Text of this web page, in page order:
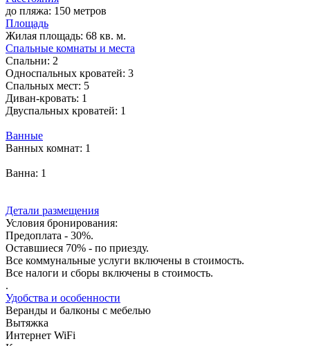
до пляжа: 150 метров
Площадь
Жилая площадь: 68 кв. м.
Спальные комнаты и места
Спальни: 2
Односпальных кроватей: 3
Спальных мест: 5
Диван-кровать: 1
Двуспальных кроватей: 1
Ванные
Ванных комнат: 1
Ванна: 1
Детали размещения
Условия бронирования:
Предоплата - 30%.
Оставшиеся 70% - по приезду.
Все коммунальные услуги включены в стоимость.
Все налоги и сборы включены в стоимость.
.
Удобства и особенности
Веранды и балконы с мебелью
Вытяжка
Интернет WiFi